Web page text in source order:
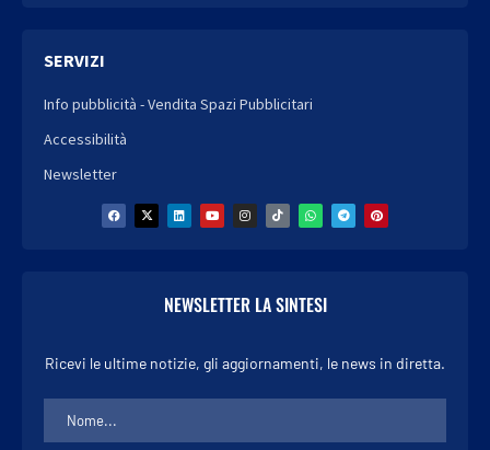
SERVIZI
Info pubblicità - Vendita Spazi Pubblicitari
Accessibilità
Newsletter
NEWSLETTER LA SINTESI
Ricevi le ultime notizie, gli aggiornamenti, le news in diretta.